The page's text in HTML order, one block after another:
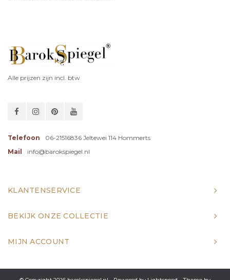
Alle prijzen zijn incl. btw
Telefoon
06-21516836 Jeltewei 114 Hommerts
Mail
info@barokspiegel.nl
KLANTENSERVICE
BEKIJK ONZE COLLECTIE
MIJN ACCOUNT